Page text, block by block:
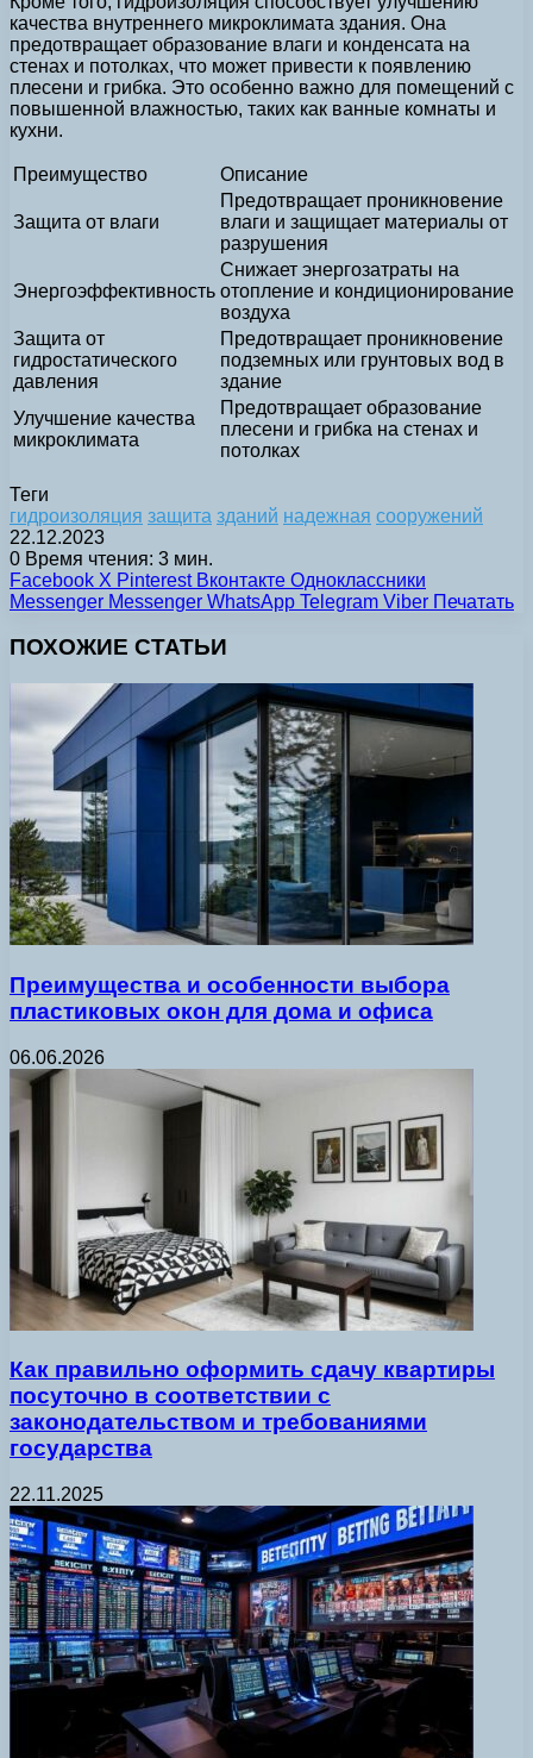
качества внутреннего микроклимата здания. Она
предотвращает образование влаги и конденсата на
стенах и потолках, что может привести к появлению
плесени и грибка. Это особенно важно для помещений с
повышенной влажностью, таких как ванные комнаты и
кухни.
Преимущество Описание
Защита от влаги
Предотвращает проникновение
влаги и защищает материалы от
разрушения
Энергоэффективность
Снижает энергозатраты на
отопление и кондиционирование
воздуха
Защита от
гидростатического
давления
Предотвращает проникновение
подземных или грунтовых вод в
здание
Улучшение качества
микроклимата
Предотвращает образование
плесени и грибка на стенах и
потолках
Теги
гидроизоляция защита зданий надежная сооружений
22.12.2023
0 Время чтения: 3 мин.
Facebook X Pinterest Вконтакте Одноклассники
Messenger Messenger WhatsApp Telegram Viber Печатать
ПОХОЖИЕ СТАТЬИ
Преимущества и особенности выбора
пластиковых окон для дома и офиса
06.06.2026
Как правильно оформить сдачу квартиры
посуточно в соответствии с
законодательством и требованиями
государства
22.11.2025